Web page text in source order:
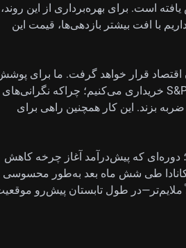
همین صبح ۱۵ واحد پایه کاهش یافته است. برای بهره‌برداری از این روند،
با افت بیشتر بازدهی‌ها، قیمت این
اقتصاد قرار خواهد گرفت. ما برای
ریسک افت احتمالی، اختیار فروش (Put) روی شاخص S&P/TSX 60 خریداری می‌کنیم؛ چراکه نگرانی‌های
بزند. این کار همچنین راهی برای
غافلگیری داده‌های اقتصادی اوایل ۲۰۱۵ است؛ دوره‌ای که پیش‌درآمد آغاز چرخه کاهش
کانادا طی شش ماه بعد به‌طور محسوسی
طول تابستان پیش‌رو